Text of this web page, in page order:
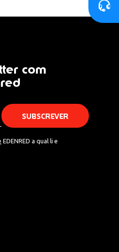
com
EDENRED a qual li e